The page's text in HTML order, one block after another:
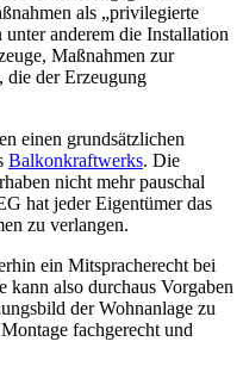
als „privilegierte
anderem die Installation
Maßnahmen zur
die der Erzeugung
einen grundsätzlichen
Balkonkraftwerks. Die
nicht mehr pauschal
hat jeder Eigentümer das
zu verlangen.
ein Mitspracherecht bei
kann also durchaus Vorgaben
der Wohnanlage zu
fachgerecht und